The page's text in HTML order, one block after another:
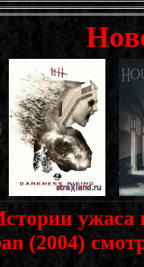
ужаса
(2004)